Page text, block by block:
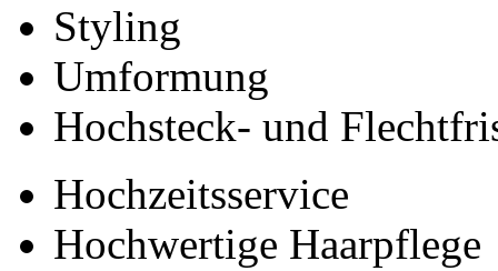
Styling
Umformung
Hochsteck- und
Hochzeitsservice
Hochwertige Haarpflege